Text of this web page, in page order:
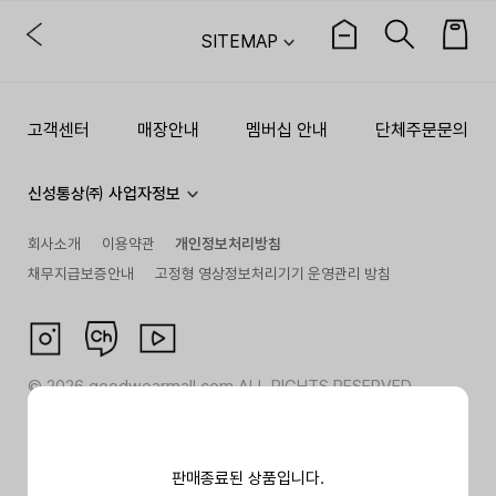
판매종료된 상품입니다.
SITEMAP
고객센터 매장안내 멤버십 안내 단체주문문의
신성통상㈜ 사업자정보
회사소개 이용약관
개인정보처리방침
채무지급보증안내
고정형 영상정보처리기기 운영관리 방침
©2026goodwearmall.com ALL RIGHTS RESERVED